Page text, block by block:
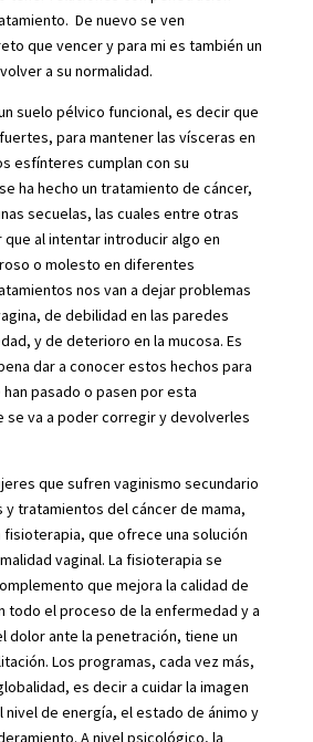
De nuevo se ven
que vencer y para mi es también un
a su normalidad.
suelo pélvico funcional, es decir que
para mantener las vísceras en
esfínteres cumplan con su
ha hecho un tratamiento de cáncer,
secuelas, las cuales entre otras
al intentar introducir algo en
o molesto en diferentes
nos van a dejar problemas
de debilidad en las paredes
y de deterioro en la mucosa. Es
dar a conocer estos hechos para
pasado o pasen por esta
se va a poder corregir y devolverles
que sufren vaginismo secundario
tratamientos del cáncer de mama,
fisioterapia, que ofrece una solución
vaginal. La fisioterapia se
que mejora la calidad de
todo el proceso de la enfermedad y a
dolor ante la penetración, tiene un
Los programas, cada vez más,
es decir a cuidar la imagen
de energía, el estado de ánimo y
A nivel psicológico, la